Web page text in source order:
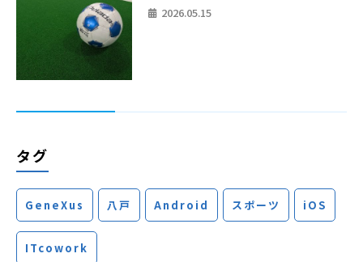
2026.05.15
タグ
GeneXus 八戸 Android スポーツ iOS
ITcowork